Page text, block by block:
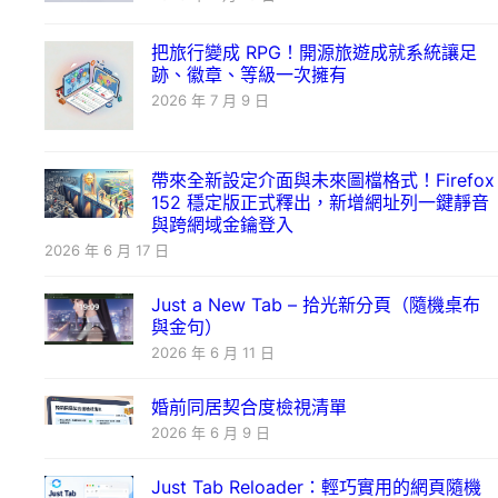
把旅行變成 RPG！開源旅遊成就系統讓足
跡、徽章、等級一次擁有
2026 年 7 月 9 日
帶來全新設定介面與未來圖檔格式！Firefox
152 穩定版正式釋出，新增網址列一鍵靜音
與跨網域金鑰登入
2026 年 6 月 17 日
Just a New Tab – 拾光新分頁（隨機桌布
與金句）
2026 年 6 月 11 日
婚前同居契合度檢視清單
2026 年 6 月 9 日
Just Tab Reloader：輕巧實用的網頁隨機